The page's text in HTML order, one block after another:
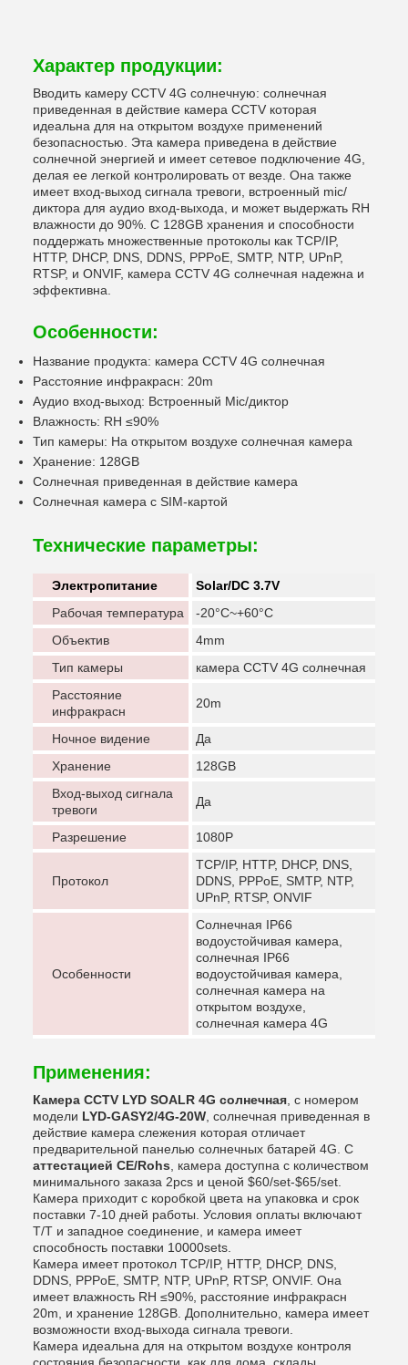
Характер продукции:
Вводить камеру CCTV 4G солнечную: солнечная
приведенная в действие камера CCTV которая
идеальна для на открытом воздухе применений
безопасностью. Эта камера приведена в действие
солнечной энергией и имеет сетевое подключение 4G,
делая ее легкой контролировать от везде. Она также
имеет вход-выход сигнала тревоги, встроенный mic/
диктора для аудио вход-выхода, и может выдержать RH
влажности до 90%. С 128GB хранения и способности
поддержать множественные протоколы как TCP/IP,
HTTP, DHCP, DNS, DDNS, PPPoE, SMTP, NTP, UPnP,
RTSP, и ONVIF, камера CCTV 4G солнечная надежна и
эффективна.
Особенности:
Название продукта: камера CCTV 4G солнечная
Расстояние инфракрасн: 20m
Аудио вход-выход: Встроенный Mic/диктор
Влажность: RH ≤90%
Тип камеры: На открытом воздухе солнечная камера
Хранение: 128GB
Солнечная приведенная в действие камера
Солнечная камера с SIM-картой
Технические параметры:
Электропитание
Solar/DC 3.7V
Рабочая температура
-20°C~+60°C
Объектив
4mm
Тип камеры
камера CCTV 4G солнечная
Расстояние
инфракрасн
20m
Ночное видение
Да
Хранение
128GB
Вход-выход сигнала
тревоги
Да
Разрешение 1080P
Протокол
TCP/IP, HTTP, DHCP, DNS,
DDNS, PPPoE, SMTP, NTP,
UPnP, RTSP, ONVIF
Особенности
Солнечная IP66
водоустойчивая камера,
солнечная IP66
водоустойчивая камера,
солнечная камера на
открытом воздухе,
солнечная камера 4G
Применения:
Камера CCTV LYD SOALR 4G солнечная , с номером
модели LYD-GASY2/4G-20W , солнечная приведенная в
действие камера слежения которая отличает
предварительной панелью солнечных батарей 4G. С
аттестацией CE/Rohs , камера доступна с количеством
минимального заказа 2pcs и ценой $60/set-$65/set.
Камера приходит с коробкой цвета на упаковка и срок
поставки 7-10 дней работы. Условия оплаты включают
T/T и западное соединение, и камера имеет
способность поставки 10000sets.
Камера имеет протокол TCP/IP, HTTP, DHCP, DNS,
DDNS, PPPoE, SMTP, NTP, UPnP, RTSP, ONVIF. Она
имеет влажность RH ≤90%, расстояние инфракрасн
20m, и хранение 128GB. Дополнительно, камера имеет
возможности вход-выхода сигнала тревоги.
Камера идеальна для на открытом воздухе контроля